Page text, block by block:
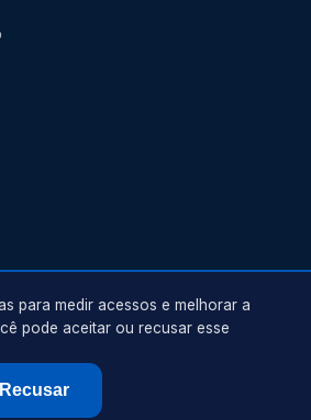
. Todos os direitos reservados.
para medir acessos e melhorar a
pode aceitar ou recusar esse
Recusar